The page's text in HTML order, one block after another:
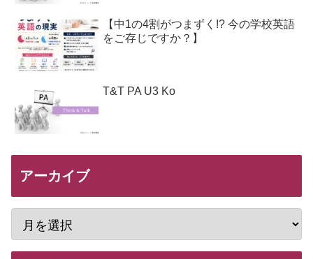
【中1の4割がつまずく!? 今の学校英語
をご存じですか？】
T&T PA U3 Ko
アーカイブ